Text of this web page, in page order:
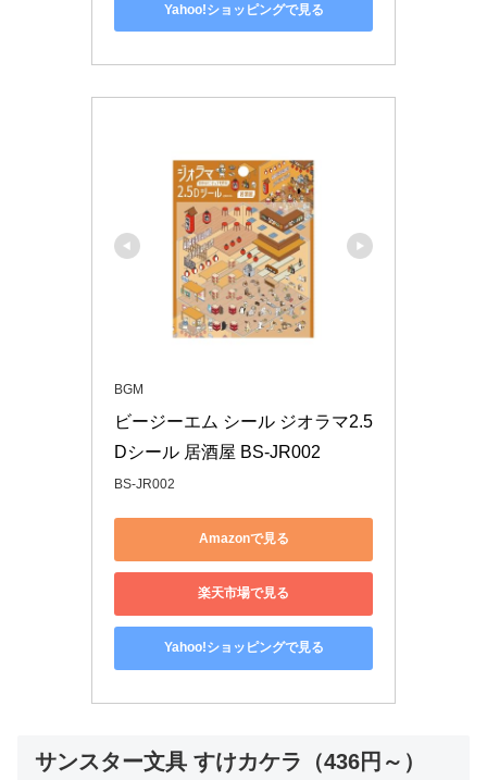
Yahoo!ショッピングで見る
BGM
ビージーエム シール ジオラマ2.5
Dシール 居酒屋 BS-JR002
BS-JR002
Amazonで見る
楽天市場で見る
Yahoo!ショッピングで見る
サンスター文具 すけカケラ（436円～）